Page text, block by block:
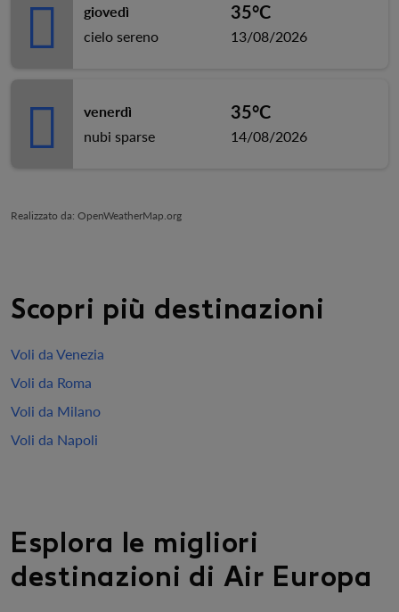
giovedì
cielo sereno
35°C
13/08/2026
venerdì
nubi sparse
35°C
14/08/2026
Realizzato da: OpenWeatherMap.org
Scopri più destinazioni
Voli da Venezia
Voli da Roma
Voli da Milano
Voli da Napoli
Esplora le migliori
destinazioni di Air Europa